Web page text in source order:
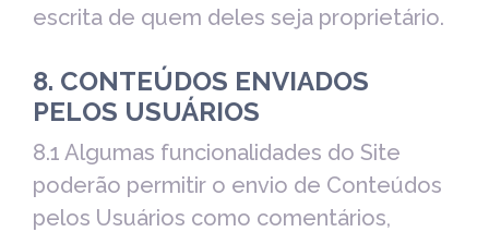
escrita de quem deles seja proprietário.
8. CONTEÚDOS ENVIADOS
PELOS USUÁRIOS
8.1 Algumas funcionalidades do Site
poderão permitir o envio de Conteúdos
pelos Usuários como comentários,